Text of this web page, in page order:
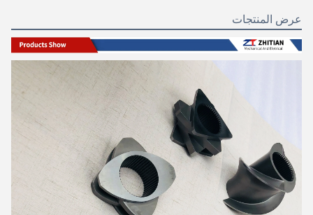
عرض المنتجات